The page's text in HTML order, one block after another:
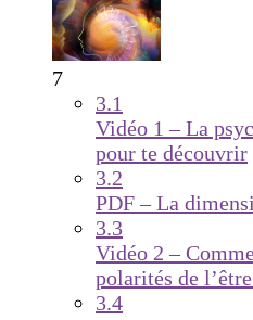
7
3.1
Vidéo 1 – La
pour te découvrir
3.2
PDF – La
3.3
Vidéo 2 –
polarités de
3.4